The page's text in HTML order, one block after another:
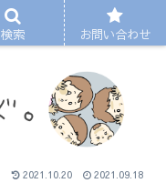
2021.10.20 2021.09.18
検索 お問い合わせ